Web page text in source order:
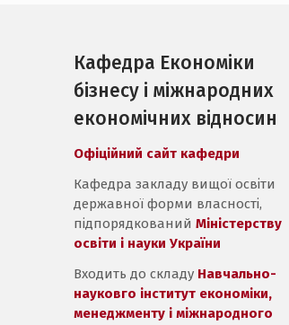
Кафедра Економіки
бізнесу і міжнародних
економічних відносин
Офіційний сайт кафедри
Кафедра закладу вищої освіти
державної форми власності,
підпорядкований Міністерству
освіти і науки України
Входить до складу Навчально-
науковго інститут економіки,
менеджменту і міжнародного